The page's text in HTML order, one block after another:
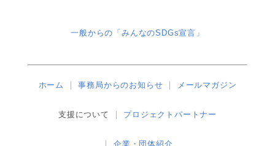
一般からの「みんなのSDGs宣言」
ホーム 事務局からのお知らせ メールマガジン
支援について プロジェクトパートナー
企業・団体紹介